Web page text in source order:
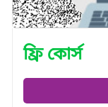
ফ্রি কোর্স